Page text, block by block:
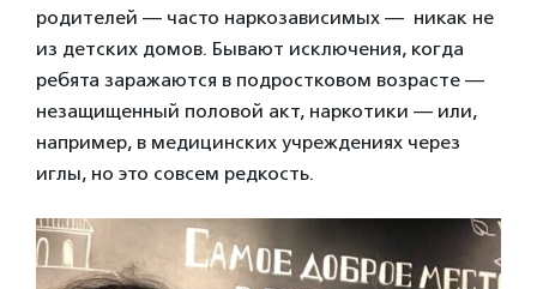
родителей — часто наркозависимых — никак не
из детских домов. Бывают исключения, когда
ребята заражаются в подростковом возрасте —
незащищенный половой акт, наркотики — или,
например, в медицинских учреждениях через
иглы, но это совсем редкость.